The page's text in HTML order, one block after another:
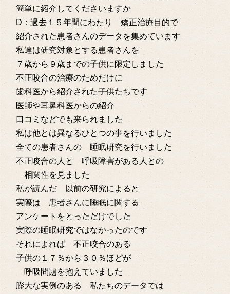
簡単に紹介してくださいますか
D：過去１５年間にわたり 矯正治療目的で
紹介された患者さんのデータを集めています
私達は研究対象とする患者さんを
７歳から９歳までの子供に限定しました
不正咬合の治療のためだけに
歯科医から紹介された子供たちです
医師や耳鼻科医からの紹介
口コミなどでも来られました
私は他とは異なるひとつの事を行いました
全ての患者さんの 睡眠研究を行いました
不正咬合の人と 呼吸障害がある人との
相関性を見ました
私が読んだ 以前の研究によると
実際は 患者さんに睡眠に関する
アンケートをとっただけでした
実際の睡眠研究ではなかったのです
それによれば 不正咬合のある
子供の１７％から３０％ほどが
呼吸問題を抱えていました
膨大な実例のある 私たちのデータでは